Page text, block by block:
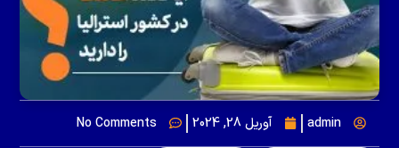
admin آوریل 28, 2024 No Comments